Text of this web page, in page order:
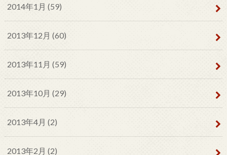
2014年1月 (59)
2013年12月 (60)
2013年11月 (59)
2013年10月 (29)
2013年4月 (2)
2013年2月 (2)